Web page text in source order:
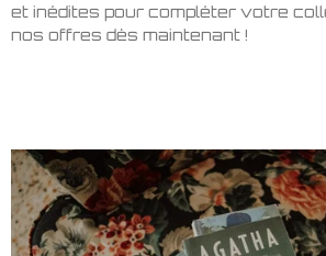
et inédites pour compléter votre
nos offres dès maintenant !